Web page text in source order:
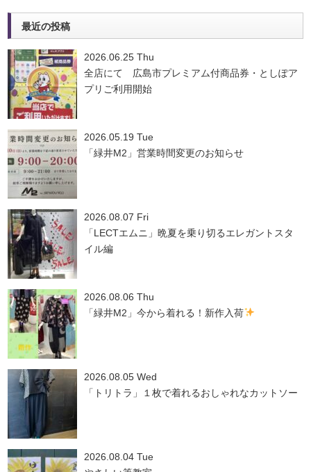
最近の投稿
2026.06.25 Thu
全店にて 広島市プレミアム付商品券・としぽア
プリご利用開始
2026.05.19 Tue
「緑井M2」営業時間変更のお知らせ
2026.08.07 Fri
「LECTエムニ」晩夏を乗り切るエレガントスタ
イル編
2026.08.06 Thu
「緑井M2」今から着れる！新作入荷
2026.08.05 Wed
「トリトラ」１枚で着れるおしゃれなカットソー
2026.08.04 Tue